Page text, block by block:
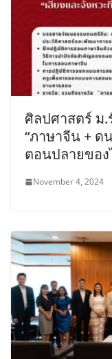
ศิลปศาสตร์ ม
“ภาษาจีน + ด
ตอนปลายของ
November 4, 2024